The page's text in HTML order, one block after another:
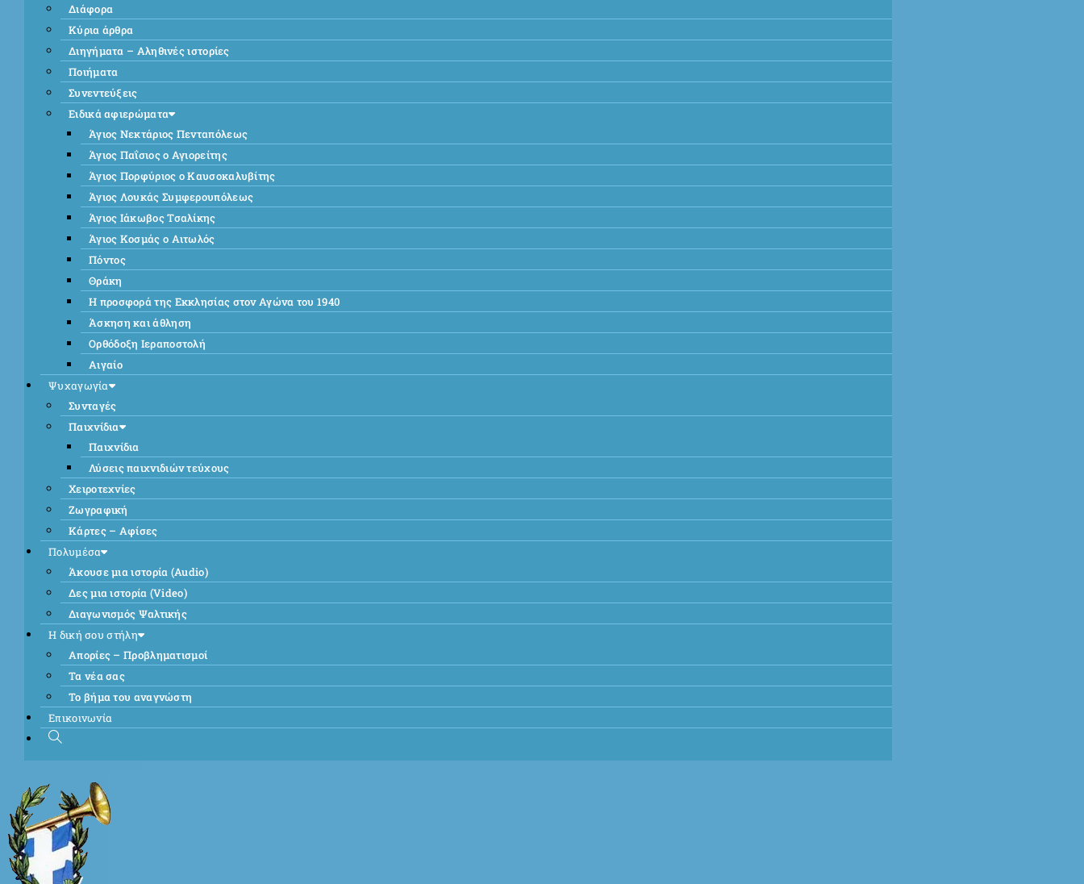
Διάφορα
Κύρια άρθρα
Διηγήματα – Αληθινές ιστορίες
Ποιήματα
Συνεντεύξεις
Ειδικά αφιερώματα
Άγιος Νεκτάριος Πενταπόλεως
Άγιος Παΐσιος ο Αγιορείτης
Άγιος Πορφύριος ο Καυσοκαλυβίτης
Άγιος Λουκάς Συμφερουπόλεως
Άγιος Ιάκωβος Τσαλίκης
Άγιος Κοσμάς ο Αιτωλός
Πόντος
Θράκη
Η προσφορά της Εκκλησίας στον Αγώνα του 1940
Άσκηση και άθληση
Ορθόδοξη Ιεραποστολή
Αιγαίο
Ψυχαγωγία
Συνταγές
Παιχνίδια
Παιχνίδια
Λύσεις παιχνιδιών τεύχους
Χειροτεχνίες
Ζωγραφική
Κάρτες – Αφίσες
Πολυμέσα
Άκουσε μια ιστορία (Audio)
Δες μια ιστορία (Video)
Διαγωνισμός Ψαλτικής
Η δική σου στήλη
Απορίες – Προβληματισμοί
Τα νέα σας
Το βήμα του αναγνώστη
Επικοινωνία